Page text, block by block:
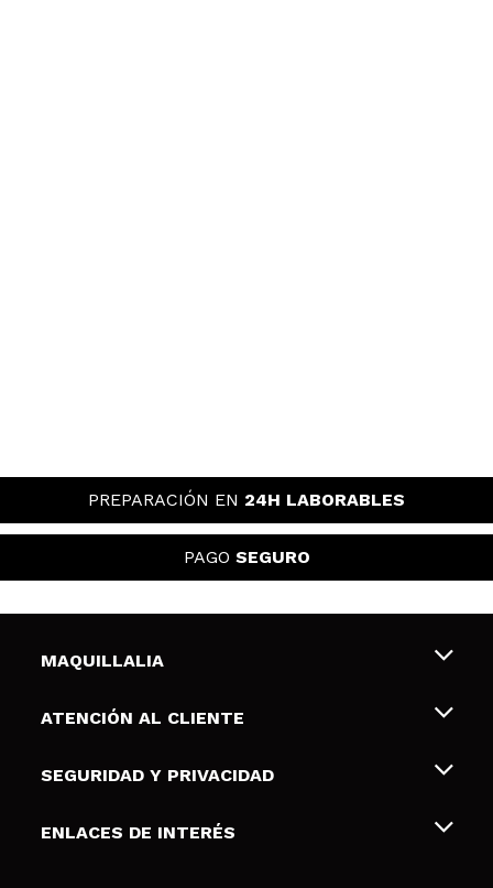
PREPARACIÓN EN 24H LABORABLES
PAGO SEGURO
MAQUILLALIA
Sobre nosotros
Tarjetas de Regalo
ATENCIÓN AL CLIENTE
Envíos y devoluciones
Formas de pago
SEGURIDAD Y PRIVACIDAD
Terminos y condiciones de uso
ENLACES DE INTERÉS